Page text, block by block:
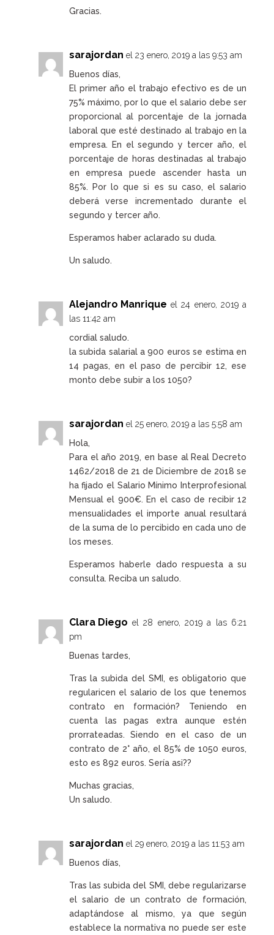
Gracias.
sarajordan el 23 enero, 2019 a las 9:53 am
Buenos días,
El primer año el trabajo efectivo es de un
75% máximo, por lo que el salario debe ser
proporcional al porcentaje de la jornada
laboral que esté destinado al trabajo en la
empresa. En el segundo y tercer año, el
porcentaje de horas destinadas al trabajo
en empresa puede ascender hasta un
85%. Por lo que si es su caso, el salario
deberá verse incrementado durante el
segundo y tercer año.
Esperamos haber aclarado su duda.
Un saludo.
Alejandro Manrique el 24 enero, 2019 a
las 11:42 am
cordial saludo.
la subida salarial a 900 euros se estima en
14 pagas, en el paso de percibir 12, ese
monto debe subir a los 1050?
sarajordan el 25 enero, 2019 a las 5:58 am
Hola,
Para el año 2019, en base al Real Decreto
1462/2018 de 21 de Diciembre de 2018 se
ha fijado el Salario Mínimo Interprofesional
Mensual el 900€. En el caso de recibir 12
mensualidades el importe anual resultará
de la suma de lo percibido en cada uno de
los meses.
Esperamos haberle dado respuesta a su
consulta. Reciba un saludo.
Clara Diego el 28 enero, 2019 a las 6:21
pm
Buenas tardes,
Tras la subida del SMI, es obligatorio que
regularicen el salario de los que tenemos
contrato en formación? Teniendo en
cuenta las pagas extra aunque estén
prorrateadas. Siendo en el caso de un
contrato de 2° año, el 85% de 1050 euros,
esto es 892 euros. Sería asi??
Muchas gracias,
Un saludo.
sarajordan el 29 enero, 2019 a las 11:53 am
Buenos días,
Tras las subida del SMI, debe regularizarse
el salario de un contrato de formación,
adaptándose al mismo, ya que según
establece la normativa no puede ser este